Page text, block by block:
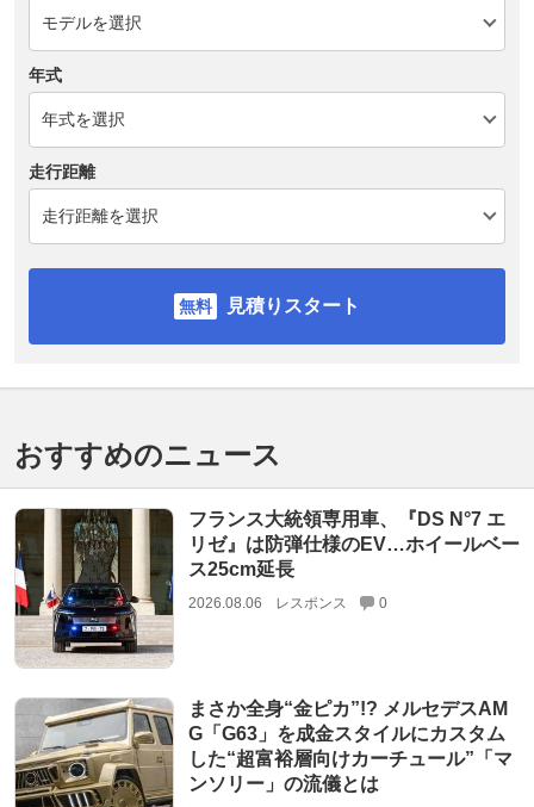
年式
走行距離
見積りスタート
おすすめのニュース
フランス大統領専用車、『DS N°7 エ
リゼ』は防弾仕様のEV…ホイールベー
ス25cm延長
2026.08.06 レスポンス 0
まさか全身“金ピカ”!? メルセデスAM
G「G63」を成金スタイルにカスタム
した“超富裕層向けカーチュール”「マ
ンソリー」の流儀とは